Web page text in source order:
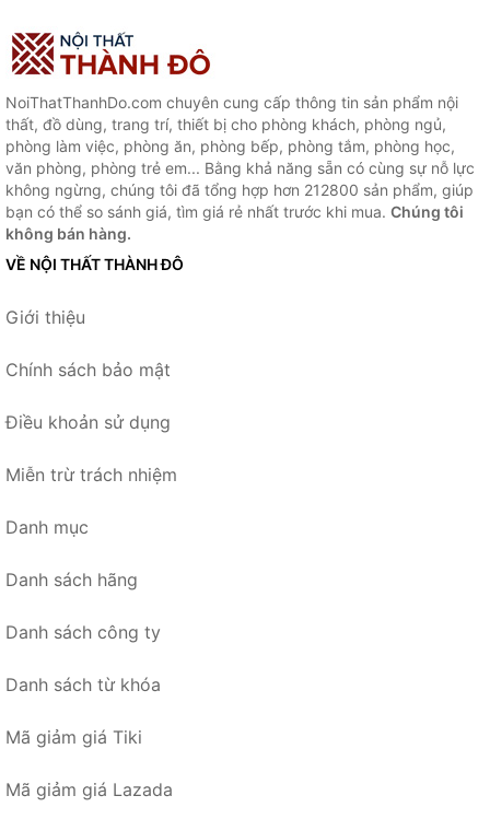
NoiThatThanhDo.com chuyên cung cấp thông tin sản phẩm nội
thất, đồ dùng, trang trí, thiết bị cho phòng khách, phòng ngủ,
phòng làm việc, phòng ăn, phòng bếp, phòng tắm, phòng học,
văn phòng, phòng trẻ em... Bằng khả năng sẵn có cùng sự nỗ lực
không ngừng, chúng tôi đã tổng hợp hơn 212800 sản phẩm, giúp
bạn có thể so sánh giá, tìm giá rẻ nhất trước khi mua. Chúng tôi
không bán hàng.
VỀ NỘI THẤT THÀNH ĐÔ
Giới thiệu
Chính sách bảo mật
Điều khoản sử dụng
Miễn trừ trách nhiệm
Danh mục
Danh sách hãng
Danh sách công ty
Danh sách từ khóa
Mã giảm giá Tiki
Mã giảm giá Lazada